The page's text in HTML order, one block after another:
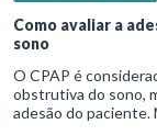
Como avaliar a
sono
O CPAP é
obstrutiva do sono,
adesão do paciente.